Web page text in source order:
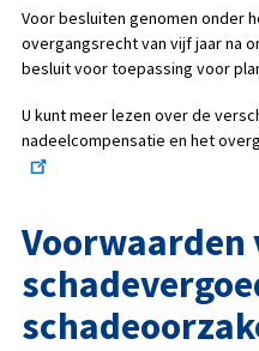
Voor besluiten genomen onder
overgangsrecht van vijf jaar na
besluit voor toepassing voor
U kunt meer lezen over de
nadeelcompensatie en het
Voorwaarden